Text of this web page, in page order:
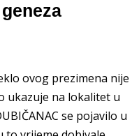
ovog prezimena nije
ukazuje na lokalitet u
se pojavilo u